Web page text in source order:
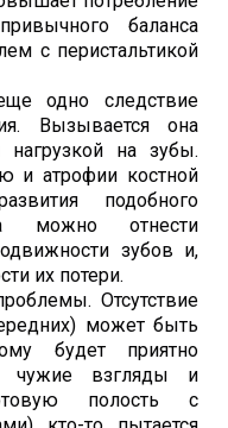
баланса
с перистальтикой
одно следствие
Вызывается она
нагрузкой на зубы.
и атрофии костной
подобного
можно отнести
зубов и,
их потери.
Отсутствие
может быть
будет приятно
чужие взгляды и
полость с